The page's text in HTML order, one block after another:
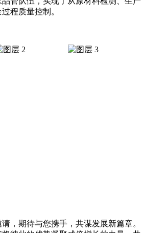
程质量控制。
，期待与您携手，共谋发展新篇章。